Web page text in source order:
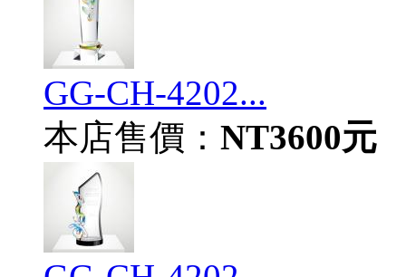
GG-CH-4202...
本店售價： NT3600元